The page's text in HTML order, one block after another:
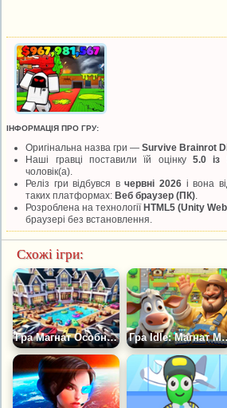
ІНФОРМАЦІЯ ПРО ГРУ:
Оригінальна назва гри —Survive Brainrot
Наші гравці поставили їй оцінку5.0 із
чоловік(а).
Реліз гри відбувся вчервні 2026і вона
таких платформах:Веб браузер (ПК)
Розроблена на технологіїHTML5 (Unity
браузері без встановлення.
Схожі ігри:
Гра Магнат Особняка Гра Idle: